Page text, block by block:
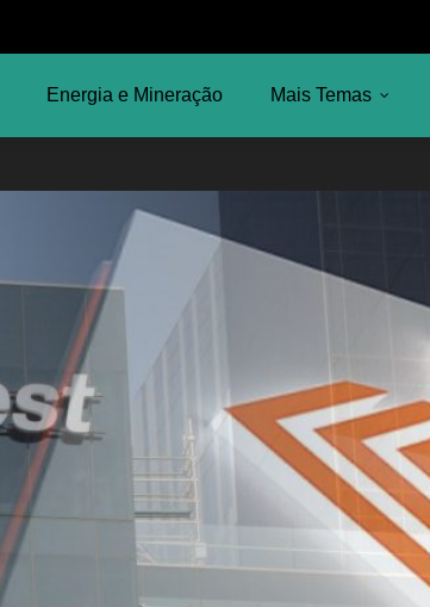
Energia e Mineração Mais Temas